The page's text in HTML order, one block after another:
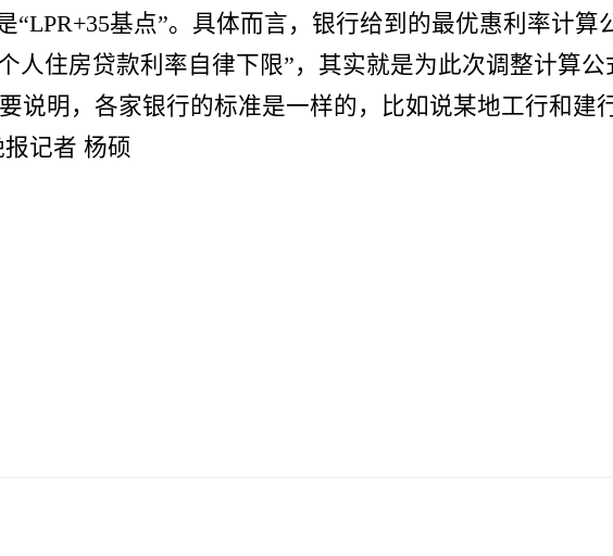
“LPR+35基点”。具体而言，银行给到的最优惠利率计算
人住房贷款利率自律下限”，其实就是为此次调整计算
说明，各家银行的标准是一样的，比如说某地工行和建
记者 杨硕